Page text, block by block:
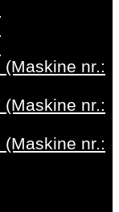
nr.:
nr.:
nr.: